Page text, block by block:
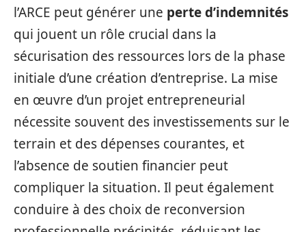
l’ARCE peut générer une perte d’indemnités
qui jouent un rôle crucial dans la
sécurisation des ressources lors de la phase
initiale d’une création d’entreprise. La mise
en œuvre d’un projet entrepreneurial
nécessite souvent des investissements sur le
terrain et des dépenses courantes, et
l’absence de soutien financier peut
compliquer la situation. Il peut également
conduire à des choix de reconversion